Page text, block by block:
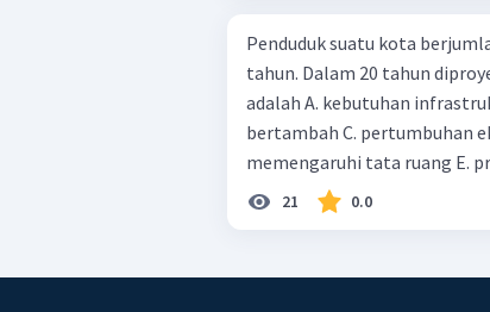
Penduduk suatu kota
tahun. Dalam 20 tahun
adalah A. kebutuhan
bertambah C. pertumbuhan
memengaruhi tata ruang E.
21 0.0